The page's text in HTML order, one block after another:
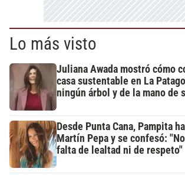
Lo más visto
Juliana Awada mostró cómo
casa sustentable en La
ningún árbol y de la mano de
Desde Punta Cana, Pampita
Martín Pepa y se confesó:
falta de lealtad ni de respeto"